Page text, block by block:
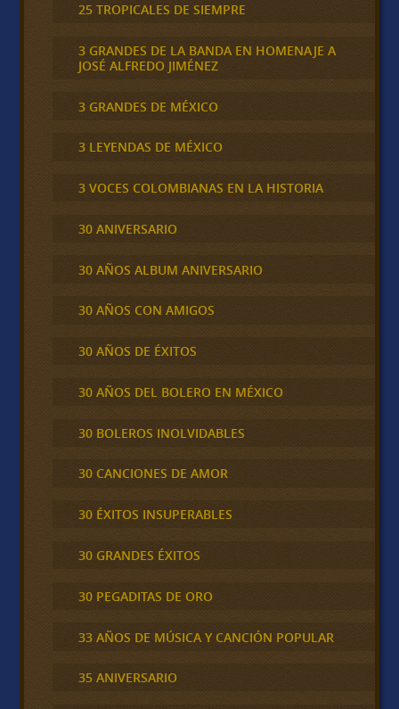
25 TROPICALES DE SIEMPRE
3 GRANDES DE LA BANDA EN HOMENAJE A
JOSÉ ALFREDO JIMÉNEZ
3 GRANDES DE MÉXICO
3 LEYENDAS DE MÉXICO
3 VOCES COLOMBIANAS EN LA HISTORIA
30 ANIVERSARIO
30 AÑOS ALBUM ANIVERSARIO
30 AÑOS CON AMIGOS
30 AÑOS DE ÉXITOS
30 AÑOS DEL BOLERO EN MÉXICO
30 BOLEROS INOLVIDABLES
30 CANCIONES DE AMOR
30 ÉXITOS INSUPERABLES
30 GRANDES ÉXITOS
30 PEGADITAS DE ORO
33 AÑOS DE MÚSICA Y CANCIÓN POPULAR
35 ANIVERSARIO